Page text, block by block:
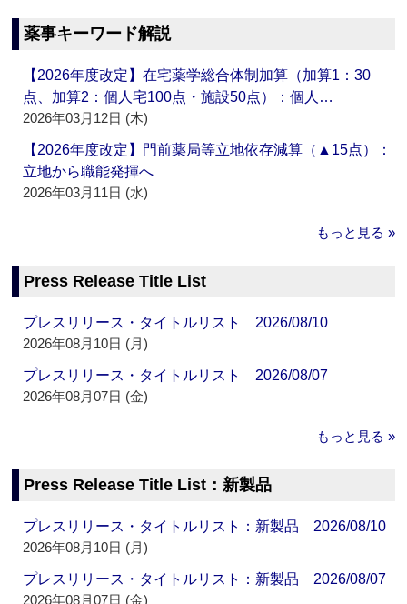
薬事キーワード解説
【2026年度改定】在宅薬学総合体制加算（加算1：30
点、加算2：個人宅100点・施設50点）：個人…
2026年03月12日 (木)
【2026年度改定】門前薬局等立地依存減算（▲15点）：
立地から職能発揮へ
2026年03月11日 (水)
もっと見る »
Press Release Title List
プレスリリース・タイトルリスト 2026/08/10
2026年08月10日 (月)
プレスリリース・タイトルリスト 2026/08/07
2026年08月07日 (金)
もっと見る »
Press Release Title List：新製品
プレスリリース・タイトルリスト：新製品 2026/08/10
2026年08月10日 (月)
プレスリリース・タイトルリスト：新製品 2026/08/07
2026年08月07日 (金)